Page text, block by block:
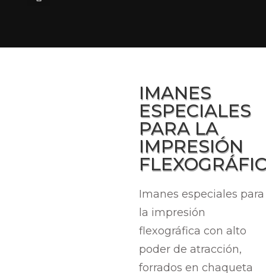
IMANES
ESPECIALES
PARA LA
IMPRESIÓN
Imanes especiales para
la impresión
flexográfica con alto
poder de atracción,
forrados en chaqueta